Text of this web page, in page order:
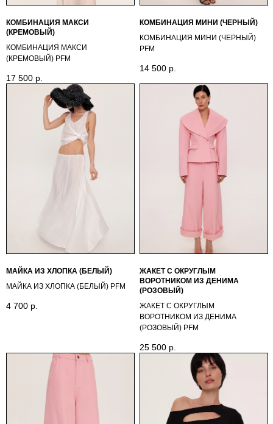
КОМБИНАЦИЯ МАКСИ
(КРЕМОВЫЙ)
КОМБИНАЦИЯ МАКСИ
(КРЕМОВЫЙ) PFM
17 500 р.
КОМБИНАЦИЯ МИНИ (ЧЕРНЫЙ)
КОМБИНАЦИЯ МИНИ (ЧЕРНЫЙ)
PFM
14 500 р.
МАЙКА ИЗ ХЛОПКА (БЕЛЫЙ)
МАЙКА ИЗ ХЛОПКА (БЕЛЫЙ) PFM
4 700 р.
ЖАКЕТ С ОКРУГЛЫМ
ВОРОТНИКОМ ИЗ ДЕНИМА
(РОЗОВЫЙ)
ЖАКЕТ С ОКРУГЛЫМ
ВОРОТНИКОМ ИЗ ДЕНИМА
(РОЗОВЫЙ) PFМ
25 500 р.